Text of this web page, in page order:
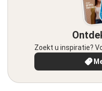
Zoekt u inspiratie?